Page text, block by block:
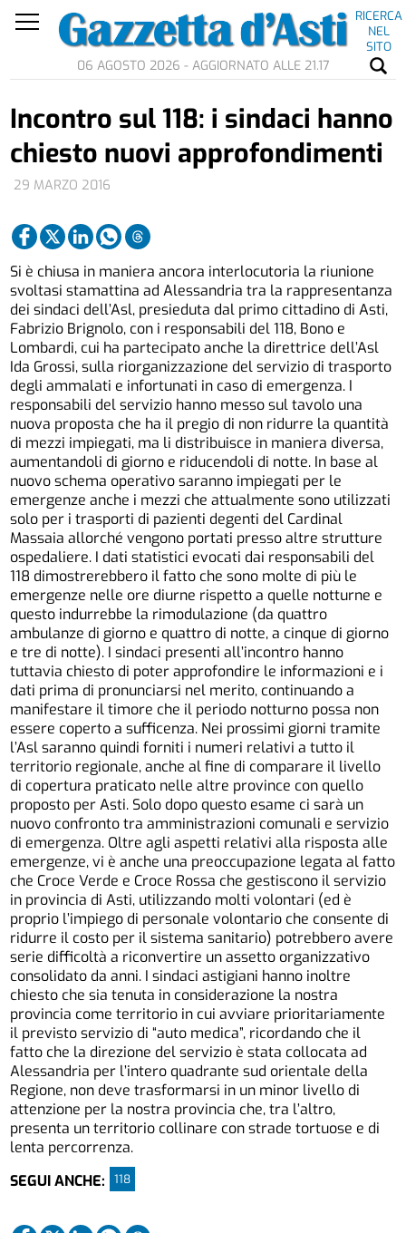
RICERCA
NEL
SITO
06 AGOSTO 2026 - AGGIORNATO ALLE 21.17
29 MARZO 2016
Incontro sul 118: i sindaci hanno
chiesto nuovi approfondimenti
Si è chiusa in maniera ancora interlocutoria la riunione
svoltasi stamattina ad Alessandria tra la rappresentanza
dei sindaci dell’Asl, presieduta dal primo cittadino di Asti,
Fabrizio Brignolo, con i responsabili del 118, Bono e
Lombardi, cui ha partecipato anche la direttrice dell’Asl
Ida Grossi, sulla riorganizzazione del servizio di trasporto
degli ammalati e infortunati in caso di emergenza. I
responsabili del servizio hanno messo sul tavolo una
nuova proposta che ha il pregio di non ridurre la quantità
di mezzi impiegati, ma li distribuisce in maniera diversa,
aumentandoli di giorno e riducendoli di notte. In base al
nuovo schema operativo saranno impiegati per le
emergenze anche i mezzi che attualmente sono utilizzati
solo per i trasporti di pazienti degenti del Cardinal
Massaia allorché vengono portati presso altre strutture
ospedaliere. I dati statistici evocati dai responsabili del
118 dimostrerebbero il fatto che sono molte di più le
emergenze nelle ore diurne rispetto a quelle notturne e
questo indurrebbe la rimodulazione (da quattro
ambulanze di giorno e quattro di notte, a cinque di giorno
e tre di notte). I sindaci presenti all’incontro hanno
tuttavia chiesto di poter approfondire le informazioni e i
dati prima di pronunciarsi nel merito, continuando a
manifestare il timore che il periodo notturno possa non
essere coperto a sufficenza. Nei prossimi giorni tramite
l’Asl saranno quindi forniti i numeri relativi a tutto il
territorio regionale, anche al fine di comparare il livello
di copertura praticato nelle altre province con quello
proposto per Asti. Solo dopo questo esame ci sarà un
nuovo confronto tra amministrazioni comunali e servizio
di emergenza. Oltre agli aspetti relativi alla risposta alle
emergenze, vi è anche una preoccupazione legata al fatto
che Croce Verde e Croce Rossa che gestiscono il servizio
in provincia di Asti, utilizzando molti volontari (ed è
proprio l’impiego di personale volontario che consente di
ridurre il costo per il sistema sanitario) potrebbero avere
serie difficoltà a riconvertire un assetto organizzativo
consolidato da anni. I sindaci astigiani hanno inoltre
chiesto che sia tenuta in considerazione la nostra
provincia come territorio in cui avviare prioritariamente
il previsto servizio di “auto medica”, ricordando che il
fatto che la direzione del servizio è stata collocata ad
Alessandria per l’intero quadrante sud orientale della
Regione, non deve trasformarsi in un minor livello di
attenzione per la nostra provincia che, tra l’altro,
presenta un territorio collinare con strade tortuose e di
lenta percorrenza.
SEGUI ANCHE:
118